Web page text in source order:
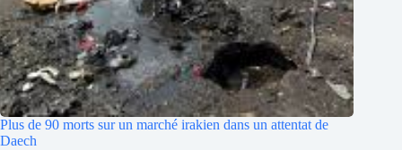
Plus de 90 morts sur un marché irakien dans un attentat de
Daech